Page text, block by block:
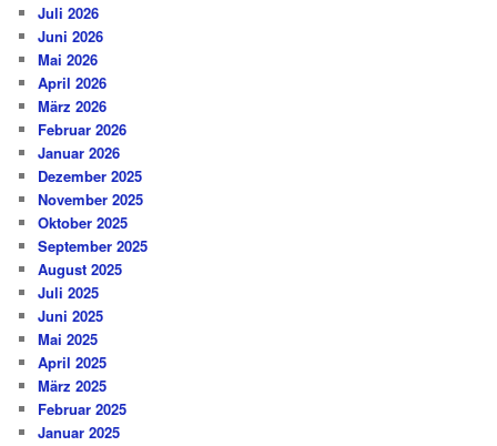
Juli 2026
Juni 2026
Mai 2026
April 2026
März 2026
Februar 2026
Januar 2026
Dezember 2025
November 2025
Oktober 2025
September 2025
August 2025
Juli 2025
Juni 2025
Mai 2025
April 2025
März 2025
Februar 2025
Januar 2025